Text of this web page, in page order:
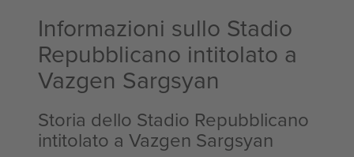
Informazioni sullo Stadio
Repubblicano intitolato a
Vazgen Sargsyan
Storia dello Stadio Repubblicano
intitolato a Vazgen Sargsyan